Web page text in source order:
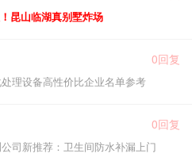
昆山临湖真别墅炸场
0回复
理设备高性价比企业名单参考
0回复
司新推荐：卫生间防水补漏上门